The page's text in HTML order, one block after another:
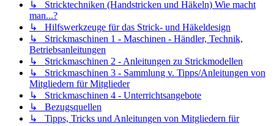
↳ Stricktechniken (Handstricken und Häkeln) Wie macht
man...?
↳ Hilfswerkzeuge für das Strick- und Häkeldesign
↳ Strickmaschinen 1 - Maschinen - Händler, Technik,
Betriebsanleitungen
↳ Strickmaschinen 2 - Anleitungen zu Strickmodellen
↳ Strickmaschinen 3 - Sammlung v. Tipps/Anleitungen von
Mitgliedern für Mitglieder
↳ Strickmaschinen 4 - Unterrichtsangebote
↳ Bezugsquellen
↳ Tipps, Tricks und Anleitungen von Mitgliedern für